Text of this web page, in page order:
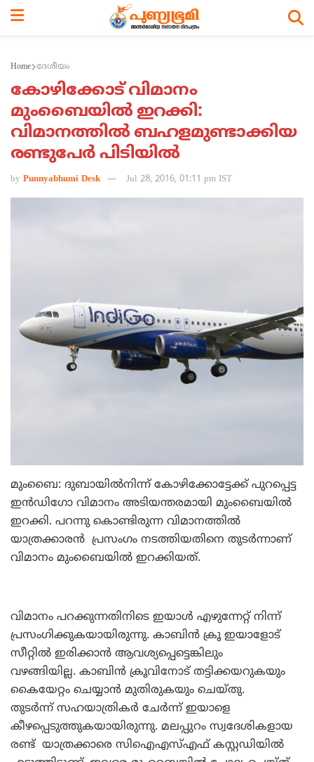
Home ദേശീയം
കോഴിക്കോട് വിമാനം
മുംബൈയില്‍ ഇറക്കി:
വിമാനത്തില്‍ ബഹളമുണ്ടാക്കിയ
രണ്ടുപേര്‍ പിടിയില്‍
by Punnyabhumi Desk Jul 28, 2016, 01:11 pm IST
മുംബൈ: ദുബായില്‍നിന്ന് കോഴിക്കോട്ടേക്ക് പുറപ്പെട്ട
ഇന്‍ഡിഗോ വിമാനം അടിയന്തരമായി മുംബൈയില്‍
ഇറക്കി. പറന്നു കൊണ്ടിരുന്ന വിമാനത്തില്‍
യാത്രക്കാരന്‍ പ്രസംഗം നടത്തിയതിനെ തുടര്‍ന്നാണ്
വിമാനം മുംബൈയില്‍ ഇറക്കിയത്.
വിമാനം പറക്കുന്നതിനിടെ ഇയാള്‍ എഴുന്നേറ്റ് നിന്ന്
പ്രസംഗിക്കുകയായിരുന്നു. കാബിന്‍ ക്രൂ ഇയാളോട്
സീറ്റില്‍ ഇരിക്കാന്‍ ആവശ്യപ്പെട്ടെങ്കിലും
വഴങ്ങിയില്ല. കാബിന്‍ ക്രൂവിനോട് തട്ടിക്കയറുകയും
കൈയേറ്റം ചെയ്യാന്‍ മുതിരുകയും ചെയ്തു.
തുടര്‍ന്ന് സഹയാത്രികര്‍ ചേര്‍ന്ന് ഇയാളെ
കീഴപ്പെടുത്തുകയായിരുന്നു. മലപ്പുറം സ്വദേശികളായ
രണ്ട് യാത്രക്കാരെ സിഐഎസ്എഫ് കസ്റ്റഡിയില്‍